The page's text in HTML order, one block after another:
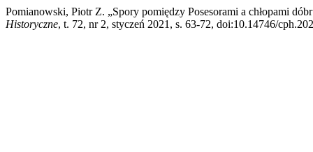
Pomianowski, Piotr Z. „Spory pomiędzy Posesorami a chłopami
Historyczne, t. 72, nr 2, styczeń 2021, s. 63-72, doi:10.14746/